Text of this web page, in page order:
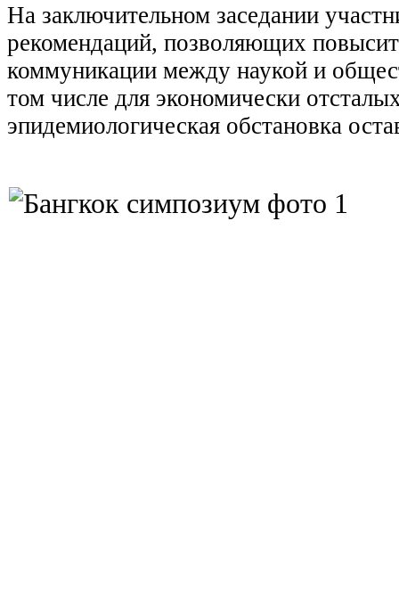
На заключительном заседании
рекомендаций, позволяющих
коммуникации между наукой и
том числе для экономически
эпидемиологическая обстановка